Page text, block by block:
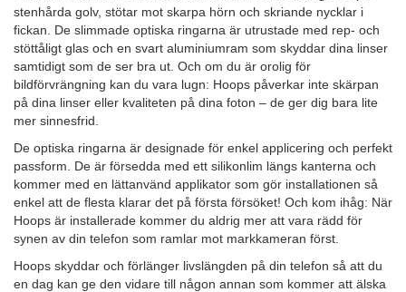
stenhårda golv, stötar mot skarpa hörn och skriande nycklar i
fickan. De slimmade optiska ringarna är utrustade med rep- och
stöttåligt glas och en svart aluminiumram som skyddar dina linser
samtidigt som de ser bra ut. Och om du är orolig för
bildförvrängning kan du vara lugn: Hoops påverkar inte skärpan
på dina linser eller kvaliteten på dina foton – de ger dig bara lite
mer sinnesfrid.
De optiska ringarna är designade för enkel applicering och perfekt
passform. De är försedda med ett silikonlim längs kanterna och
kommer med en lättanvänd applikator som gör installationen så
enkel att de flesta klarar det på första försöket! Och kom ihåg: När
Hoops är installerade kommer du aldrig mer att vara rädd för
synen av din telefon som ramlar mot markkameran först.
Hoops skyddar och förlänger livslängden på din telefon så att du
en dag kan ge den vidare till någon annan som kommer att älska